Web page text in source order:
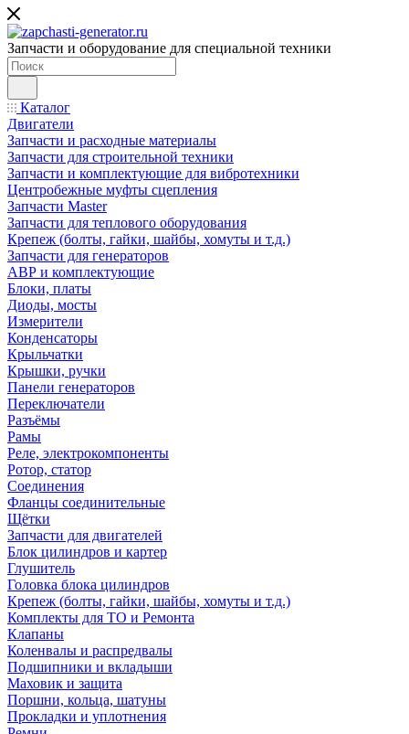
Запчасти и оборудование для специальной техники
Каталог
Двигатели
Запчасти и расходные материалы
Запчасти для строительной техники
Запчасти и комплектующие для вибротехники
Центробежные муфты сцепления
Запчасти Master
Запчасти для теплового оборудования
Крепеж (болты, гайки, шайбы, хомуты и т.д.)
Запчасти для генераторов
АВР и комплектующие
Блоки, платы
Диоды, мосты
Измерители
Конденсаторы
Крыльчатки
Крышки, ручки
Панели генераторов
Переключатели
Разъёмы
Рамы
Реле, электрокомпоненты
Ротор, статор
Соединения
Фланцы соединительные
Щётки
Запчасти для двигателей
Блок цилиндров и картер
Глушитель
Головка блока цилиндров
Крепеж (болты, гайки, шайбы, хомуты и т.д.)
Комплекты для ТО и Ремонта
Клапаны
Коленвалы и распредвалы
Подшипники и вкладыши
Маховик и защита
Поршни, кольца, шатуны
Прокладки и уплотнения